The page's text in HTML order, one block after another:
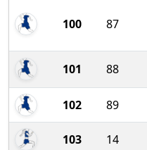
100 87
101 88
102 89
103 14